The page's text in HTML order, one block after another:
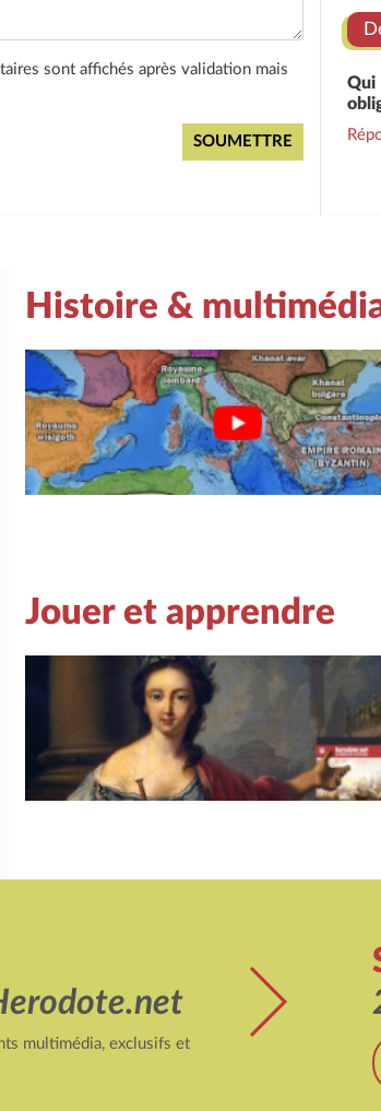
sont affichés après validation mais
Histoire &
Jouer et apprendre
multimédia, exclusifs et